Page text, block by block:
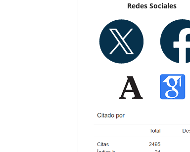
Redes Sociales